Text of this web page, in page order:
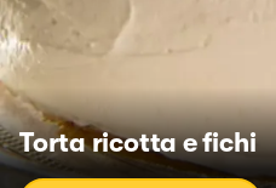
Torta ricotta e fichi